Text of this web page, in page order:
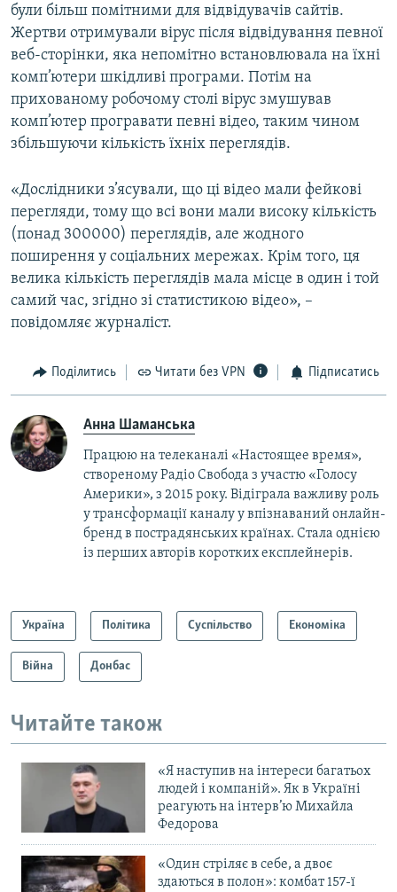
були більш помітними для відвідувачів сайтів.
Жертви отримували вірус після відвідування певної
веб-сторінки, яка непомітно встановлювала на їхні
комп’ютери шкідливі програми. Потім на
прихованому робочому столі вірус змушував
комп’ютер програвати певні відео, таким чином
збільшуючи кількість їхніх переглядів.
«Дослідники з’ясували, що ці відео мали фейкові
перегляди, тому що всі вони мали високу кількість
(понад 300000) переглядів, але жодного
поширення у соціальних мережах. Крім того, ця
велика кількість переглядів мала місце в один і той
самий час, згідно зі статистикою відео», –
повідомляє журналіст.
Поділитись Читати без VPN Підписатись
Анна Шаманська
Працюю на телеканалі «Настоящее время»,
створеному Радіо Свобода з участю «Голосу
Америки», з 2015 року. Відіграла важливу роль
у трансформації каналу у впізнаваний онлайн-
бренд в пострадянських країнах. Стала однією
із перших авторів коротких експлейнерів.
Україна Політика Суспільство Економіка
Війна Донбас
Читайте також
«Я наступив на інтереси багатьох
людей і компаній». Як в Україні
реагують на інтерв’ю Михайла
Федорова
«Один стріляє в себе, а двоє
здаються в полон»: комбат 157-ї